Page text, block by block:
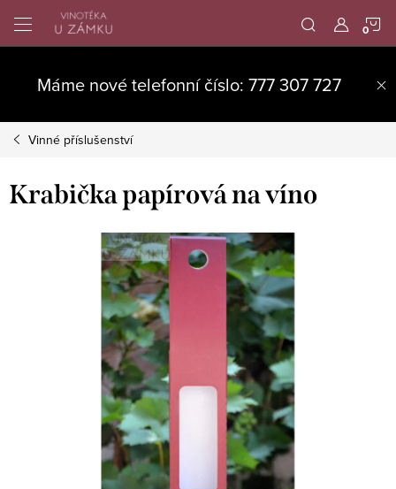
obsah
Máme nové telefonní číslo: 777 307 727
Vinné příslušenství
Krabička papírová na víno